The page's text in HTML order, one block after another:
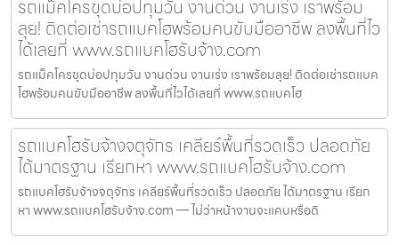
รถแม็คโครขุดบ่อปทุมวัน งานด่วน งานเร่ง เราพร้อม
ลุย! ติดต่อเช่ารถแบคโฮพร้อมคนขับมืออาชีพ ลงพื้นที่ไว
ได้เลยที่ www.รถแบคโฮรับจ้าง.com
รถแม็คโครขุดบ่อปทุมวัน งานด่วน งานเร่ง เราพร้อมลุย! ติดต่อเช่ารถแบค
โฮพร้อมคนขับมืออาชีพ ลงพื้นที่ไวได้เลยที่ www.รถแบคโฮ
รถแบคโฮรับจ้างจตุจักร เคลียร์พื้นที่รวดเร็ว ปลอดภัย
ได้มาตรฐาน เรียกหา www.รถแบคโฮรับจ้าง.com
รถแบคโฮรับจ้างจตุจักร เคลียร์พื้นที่รวดเร็ว ปลอดภัย ได้มาตรฐาน เรียก
หา www.รถแบคโฮรับจ้าง.com — ไม่ว่าหน้างานจะแคบหรือดิ